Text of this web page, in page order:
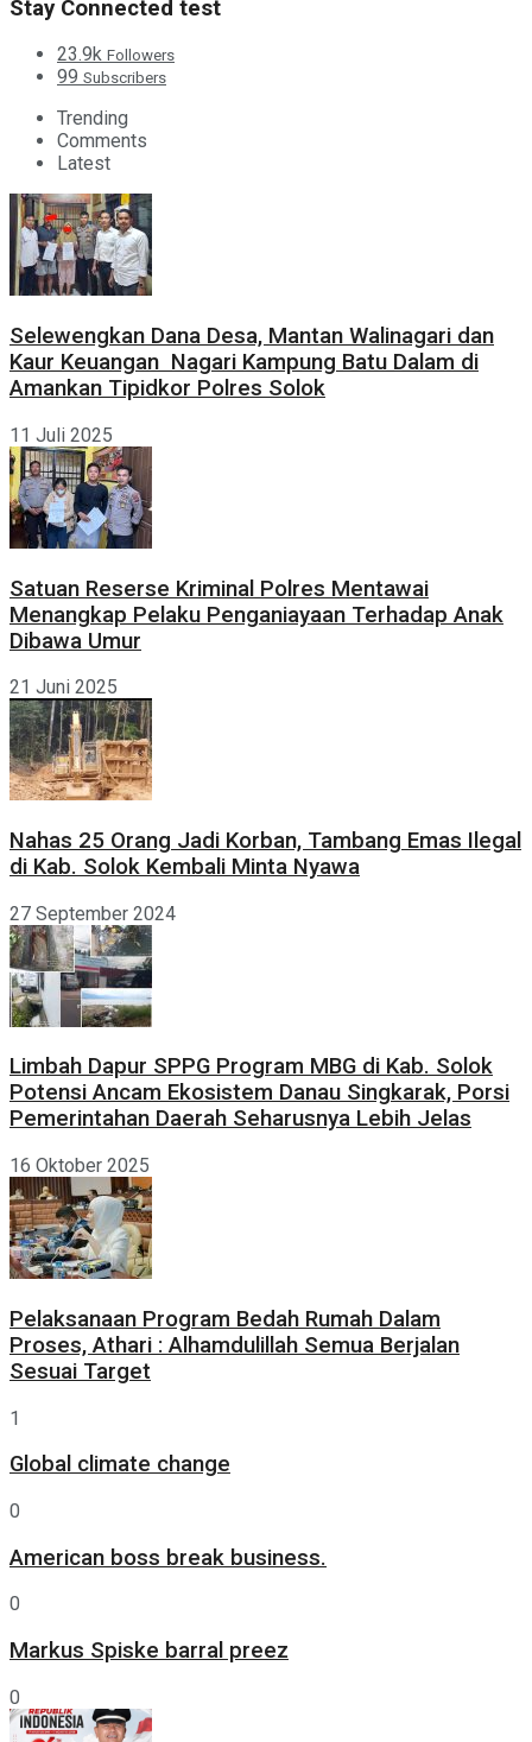
Stay Connected test
23.9k Followers
99 Subscribers
Trending
Comments
Latest
Selewengkan Dana Desa, Mantan Walinagari dan
Kaur Keuangan Nagari Kampung Batu Dalam di
Amankan Tipidkor Polres Solok
11 Juli 2025
Satuan Reserse Kriminal Polres Mentawai
Menangkap Pelaku Penganiayaan Terhadap Anak
Dibawa Umur
21 Juni 2025
Nahas 25 Orang Jadi Korban, Tambang Emas Ilegal
di Kab. Solok Kembali Minta Nyawa
27 September 2024
Limbah Dapur SPPG Program MBG di Kab. Solok
Potensi Ancam Ekosistem Danau Singkarak, Porsi
Pemerintahan Daerah Seharusnya Lebih Jelas
16 Oktober 2025
Pelaksanaan Program Bedah Rumah Dalam
Proses, Athari : Alhamdulillah Semua Berjalan
Sesuai Target
1
Global climate change
0
American boss break business.
0
Markus Spiske barral preez
0